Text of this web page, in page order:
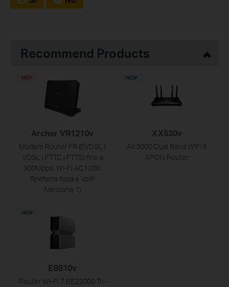
Recommend Products
Archer VR1210v
Modem Router FR (EVDSL |
VDSL | FTTC | FTTS) fino a
300Mbps, Wi-Fi AC1200,
Telefonia fissa e VoIP
(Versione 1)
HOT
XX530v
AX3000 Dual Band WiFi 6
XPON Router
NEW
EB810v
Router Wi-Fi 7 BE22000 Tri-
NEW